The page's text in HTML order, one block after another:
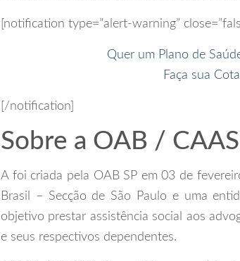
[notification type=”alert-warning”
Quer um Plano de
Faça sua
[/notification]
Sobre a OAB /
A foi criada pela OAB SP em 03 de
Brasil – Secção de São Paulo e uma
objetivo prestar assistência social aos
e seus respectivos dependentes.